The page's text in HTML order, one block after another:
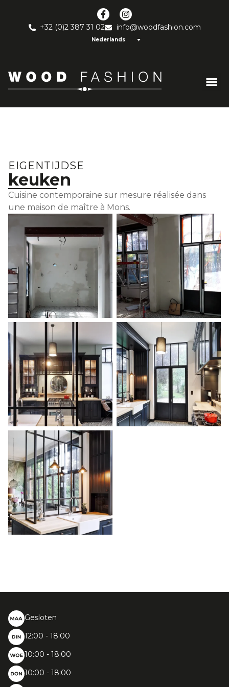
+32 (0)2 387 31 02 info@woodfashion.com
Nederlands
EIGENTIJDSE
keuken
Cuisine contemporaine sur mesure réalisée dans
une maison de maître à Mons.
Gesloten
12:00 - 18:00
10:00 - 18:00
10:00 - 18:00